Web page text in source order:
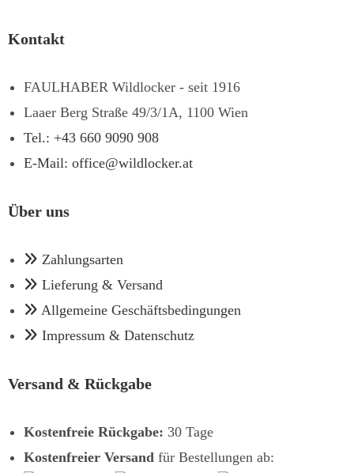
Kontakt
FAULHABER Wildlocker - seit 1916
Laaer Berg Straße 49/3/1A, 1100 Wien
Tel.: +43 660 9090 908
E-Mail: office@wildlocker.at
Über uns
Zahlungsarten
Lieferung & Versand
Allgemeine Geschäftsbedingungen
Impressum & Datenschutz
Versand & Rückgabe
Kostenfreie Rückgabe: 30 Tage
Kostenfreier Versand für Bestellungen ab: